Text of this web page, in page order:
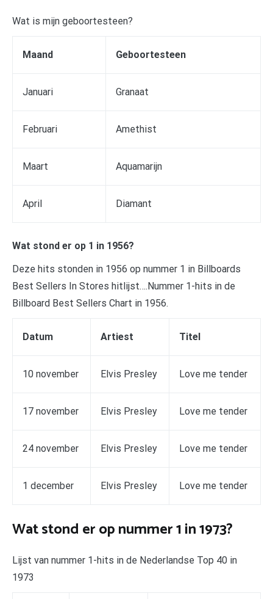
Wat is mijn geboortesteen?
Maand Geboortesteen
Januari Granaat
Februari Amethist
Maart Aquamarijn
April Diamant
Wat stond er op 1 in 1956?
Deze hits stonden in 1956 op nummer 1 in Billboards
Best Sellers In Stores hitlijst….Nummer 1-hits in de
Billboard Best Sellers Chart in 1956.
Datum Artiest Titel
10 november Elvis Presley Love me tender
17 november Elvis Presley Love me tender
24 november Elvis Presley Love me tender
1 december Elvis Presley Love me tender
Wat stond er op nummer 1 in 1973?
Lijst van nummer 1-hits in de Nederlandse Top 40 in
1973